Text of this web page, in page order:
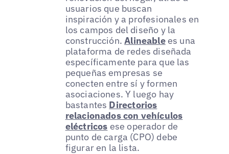
usuarios que buscan
inspiración y a profesionales en
los campos del diseño y la
construcción.Alineablees una
plataforma de redes diseñada
específicamente para que las
pequeñas empresas se
conecten entre sí y formen
asociaciones. Y luego hay
bastantes Directorios
relacionados con vehículos
eléctricos ese operador de
punto de carga (CPO) debe
figurar en la lista.